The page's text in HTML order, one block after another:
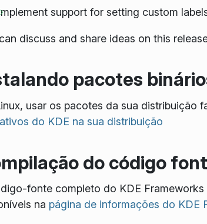
support for setting custom
discuss and share ideas on this
pacotes
usar os pacotes da sua distribuição
do KDE na sua distribuição
do código
fonte completo do KDE Frameworks
na página de informações do KDE